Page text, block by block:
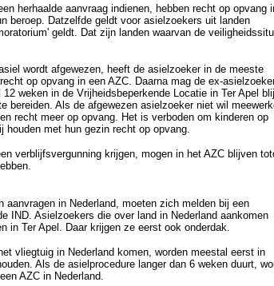
herhaalde aanvraag indienen, hebben recht op opvang
beroep. Datzelfde geldt voor asielzoekers uit landen
geldt. Dat zijn landen waarvan de
wordt afgewezen, heeft de asielzoeker in de meeste
op opvang in een AZC. Daarna mag de ex-
weken in de Vrijheidsbeperkende Locatie in Ter Apel
bereiden. Als de afgewezen asielzoeker niet wil
recht meer op opvang. Het is verboden om kinderen op
houden met hun gezin recht op opvang.
verblijfsvergunning krijgen, mogen in het AZC blijven
aanvragen in Nederland, moeten zich melden bij een
IND. Asielzoekers die over land in Nederland aankomen
in Ter Apel. Daar krijgen ze eerst ook onderdak.
vliegtuig in Nederland komen, worden meestal eerst in
Als de asielprocedure langer dan 6 weken duurt,
AZC in Nederland.